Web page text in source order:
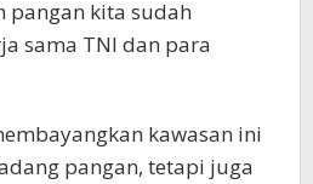
pangan kita sudah
sama TNI dan para
kawasan ini
pangan, tetapi juga